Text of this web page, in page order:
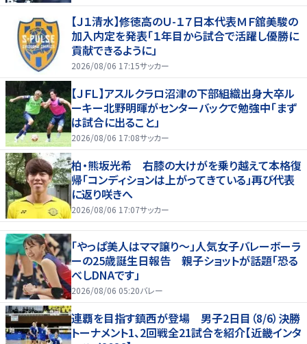
【Ｊ１清水】修徳高のＵ-１７日本代表ＭＦ舘美駿の
加入内定を発表「１年目から試合で活躍し優勝に
貢献できるように」
2026/08/06 17:15サッカー
【ＪＦＬ】アスルクラロ沼津の下部組織出身大卒ル
ーキー北野明暉がセンターバックで勉強中「まず
は試合に出ること」
2026/08/06 17:08サッカー
柏・熊坂光希 右膝の大けがを乗り越えて本格復
帰「コンディションは上がってきている」再び代表
に返り咲きへ
2026/08/06 17:07サッカー
「やっぱ美人はママ譲り～」人気女子バレーボーラ
ーの25歳誕生日報告 親子ショットが話題「恐る
べしDNAです」
2026/08/06 05:20バレー
連覇を目指す鎮西が登場 男子2日目（8/6）決勝
トーナメント1、2回戦全21試合を紹介【近畿インタ